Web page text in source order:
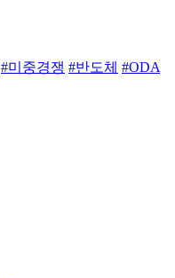
#미중경쟁 #반도체 #ODA